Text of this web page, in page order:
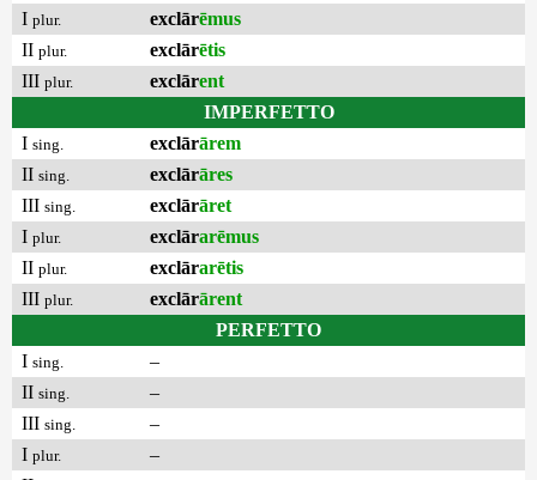
I plur. exclārēmus
II plur. exclārētis
III plur. exclārent
IMPERFETTO
I sing. exclārārem
II sing. exclārāres
III sing. exclārāret
I plur. exclārarēmus
II plur. exclārarētis
III plur. exclārārent
PERFETTO
I sing.
–
II sing.
–
III sing.
–
I plur.
–